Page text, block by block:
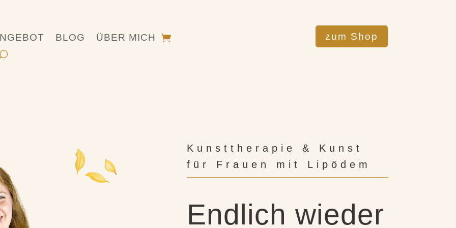
BLOG ÜBER MICH zum Shop
Kunsttherapie & Kunst
für Frauen mit Lipödem
Endlich wieder